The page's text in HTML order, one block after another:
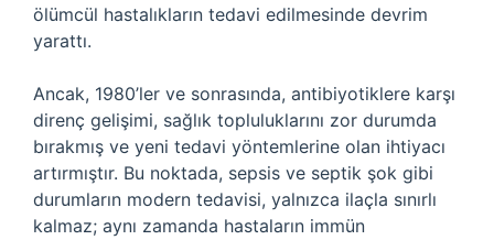
ölümcül hastalıkların tedavi edilmesinde devrim
yarattı.
Ancak, 1980’ler ve sonrasında, antibiyotiklere karşı
direnç gelişimi, sağlık topluluklarını zor durumda
bırakmış ve yeni tedavi yöntemlerine olan ihtiyacı
artırmıştır. Bu noktada, sepsis ve septik şok gibi
durumların modern tedavisi, yalnızca ilaçla sınırlı
kalmaz; aynı zamanda hastaların immün